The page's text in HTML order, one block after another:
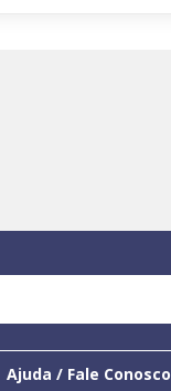
Ajuda / Fale Conosco